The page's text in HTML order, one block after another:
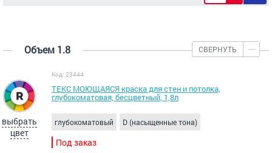
Объем 1.8 СВЕРНУТЬ
выбрать
цвет
Код: 23444
ТЕКС МОЮЩАЯСЯ краска для стен и потолка,
глубокоматовая, бесцветный, 1,8л
глубокоматовый D (насыщенные тона)
Под заказ